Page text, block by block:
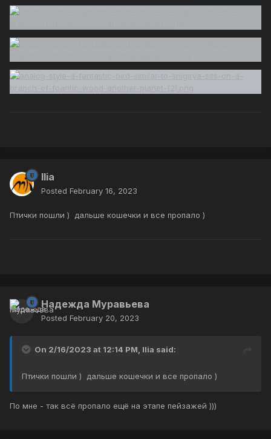
Ilia
Posted February 16, 2023
Птички пошли ) дальше кошечки и все пропало )
Надежда Муравьева
Posted February 20, 2023
On 2/16/2023 at 12:14 PM, Ilia said:
Птички пошли ) дальше кошечки и все пропало )
По мне - так всё пропало ещё на этапе пейзажей )))